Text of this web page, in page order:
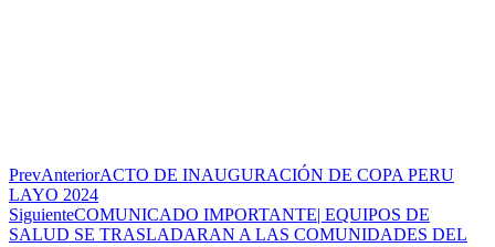
PrevAnteriorACTO DE INAUGURACIÓN DE COPA PERU
LAYO 2024
SiguienteCOMUNICADO IMPORTANTE| EQUIPOS DE
SALUD SE TRASLADARAN A LAS COMUNIDADES DEL